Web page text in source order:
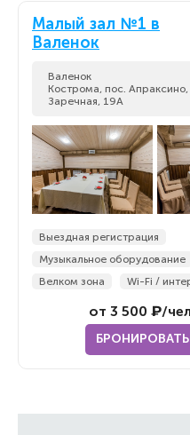
Малый зал №1 в
Валенок
Валенок
Кострома, пос. Апраксино,
Заречная, 19А
Выездная регистрация
Музыкальное оборудование
Велком зона
Wi-Fi /
от 3 500 ₽/
БРОНИРОВАТЬ